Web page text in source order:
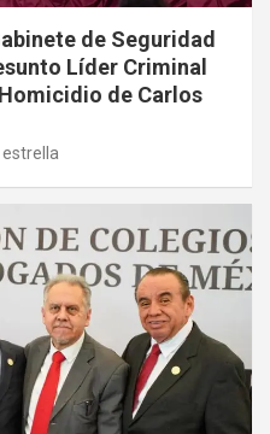
de Seguridad
Líder Criminal
de Carlos
estrella